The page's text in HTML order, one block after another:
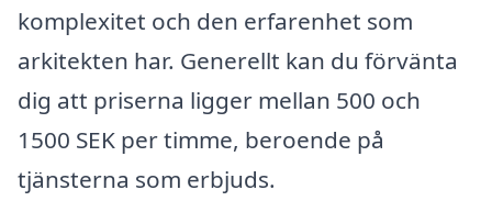
komplexitet och den erfarenhet som
arkitekten har. Generellt kan du förvänta
dig att priserna ligger mellan 500 och
1500 SEK per timme, beroende på
tjänsterna som erbjuds.